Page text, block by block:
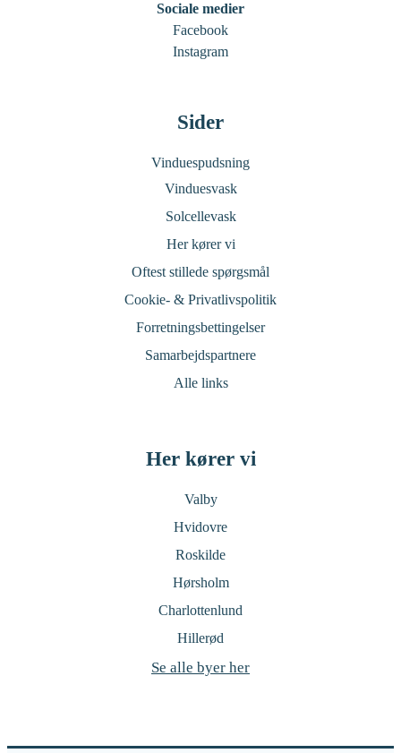
Sociale medier
Facebook
Instagram
Sider
Vinduespudsning
Vinduesvask
Solcellevask
Her kører vi
Oftest stillede spørgsmål
Cookie- & Privatlivspolitik
Forretningsbettingelser
Samarbejdspartnere
Alle links
Her kører vi
Valby
Hvidovre
Roskilde
Hørsholm
Charlottenlund
Hillerød
Se alle byer her